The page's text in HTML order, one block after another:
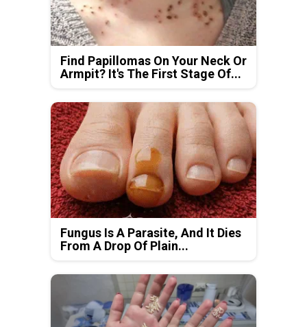
Find Papillomas On Your Neck Or
Armpit? It's The First Stage Of...
Fungus Is A Parasite, And It Dies
From A Drop Of Plain...